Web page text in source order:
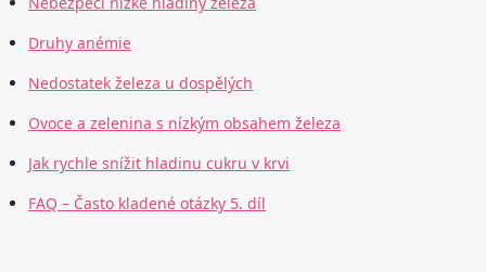
Druhy anémie
Nedostatek železa u dospělých
Ovoce a zelenina s nízkým obsahem železa
Jak rychle snížit hladinu cukru v krvi
FAQ – Často kladené otázky 5. díl